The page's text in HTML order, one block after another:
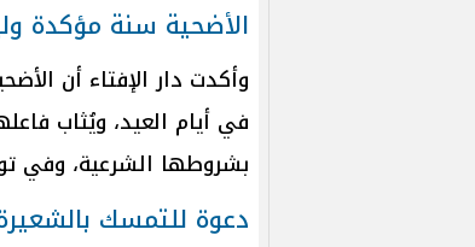
الأضحية سنة مؤكدة
وأكدت دار الإفتاء أن
في أيام العيد، ويُثاب
بشروطها الشرعية، وفي
دعوة للتمسك